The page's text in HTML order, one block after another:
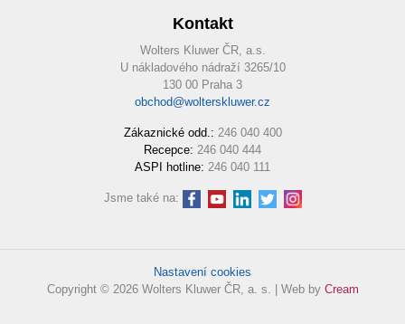
Kontakt
Wolters Kluwer ČR, a.s.
U nákladového nádraží 3265/10
130 00 Praha 3
obchod@wolterskluwer.cz
Zákaznické odd.: 246 040 400
Recepce: 246 040 444
ASPI hotline: 246 040 111
Jsme také na:
Nastavení cookies
Copyright © 2026 Wolters Kluwer ČR, a. s. | Web by Cream